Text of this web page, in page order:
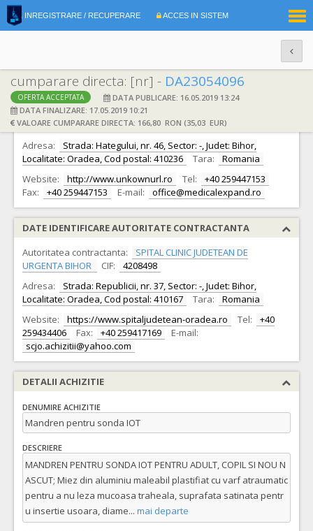
INREGISTRARE / RECUPERARE ACCES IN SISTEM
cumparare directa: [nr] - DA23054096
OFERTA ACCEPTATA
DATA PUBLICARE: 16.05.2019 13:24
DATA FINALIZARE: 17.05.2019 10:21
VALOARE CUMPARARE DIRECTA: 166,80 RON (35,03 EUR)
DATE IDENTIFICARE OFERTANT
Ofertant: S.C. Euroexpand Impex S.R.L. CIF: 13076876
Adresa:
Strada: Hategului, nr. 46, Sector: -, Judet: Bihor,
Localitate: Oradea, Cod postal: 410236
Tara:
Romania
Website:
http://www.unkownurl.ro Tel:
+40 259447153
Fax:
+40 259447153 E-mail: office@medicalexpand.ro
DATE IDENTIFICARE AUTORITATE CONTRACTANTA
Autoritatea contractanta:
SPITAL CLINIC JUDETEAN DE
URGENTA BIHOR
CIF:
4208498
Adresa:
Strada: Republicii, nr. 37, Sector: -, Judet: Bihor,
Localitate: Oradea, Cod postal: 410167
Tara:
Romania
Website:
https://www.spitaljudetean-oradea.ro Tel:
+40
259434406
Fax: +40 259417169
E-mail:
scjo.achizitii@yahoo.com
DETALII ACHIZITIE
DENUMIRE ACHIZITIE
Mandren pentru sonda IOT
DESCRIERE
MANDREN PENTRU SONDA IOT PENTRU ADULT, COPIL SI NOU N
ASCUT; Miez din aluminiu maleabil plastifiat cu varf atraumatic
pentru a nu leza mucoasa traheala, suprafata satinata pentr
u insertie usoara, diame... mai departe